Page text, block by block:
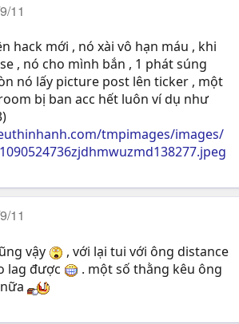
11
hack mới , nó xài vô hạn máu , khi
, nó cho mình bắn , 1 phát súng
nó lấy picture post lên ticker , một
bị ban acc hết luôn ví dụ như
tmpimages/images/
11
vậy
, với lại tui với ông distance
lag được
. một số thằng kêu ông